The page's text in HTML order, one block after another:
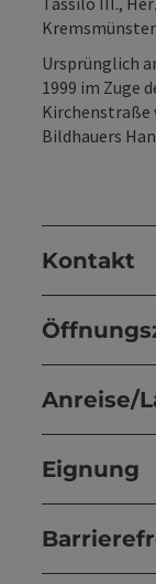
Ursprünglich
1999 im Zuge
Kirchenstraße
Bildhauers
Kontakt
Anreise/
Eignung